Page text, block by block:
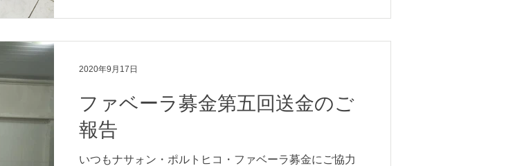
ファベーラ募金第五回送金のご
報告
いつもナサォン・ポルトヒコ・ファベーラ募金にご協力
2020年9月17日